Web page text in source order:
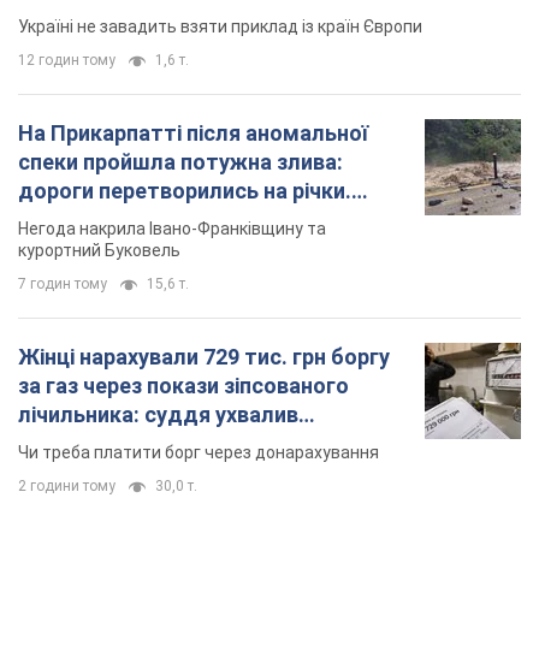
Україні не завадить взяти приклад із країн Європи
12 годин тому 1,6 т.
На Прикарпатті після аномальної
спеки пройшла потужна злива:
дороги перетворились на річки.
Відео
Негода накрила Івано-Франківщину та
курортний Буковель
7 годин тому 15,6 т.
Жінці нарахували 729 тис. грн боргу
за газ через покази зіпсованого
лічильника: суддя ухвалив
неочікуване рішення
Чи треба платити борг через донарахування
2 години тому 30,0 т.